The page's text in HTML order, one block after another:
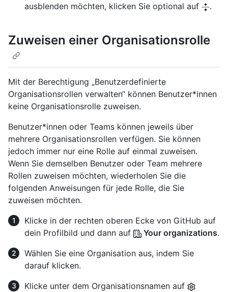
ausblenden möchten, klicken Sie optional auf .
Zuweisen einer Organisationsrolle
Mit der Berechtigung „Benutzerdefinierte
Organisationsrollen verwalten“ können Benutzer*innen
keine Organisationsrolle zuweisen.
Benutzer*innen oder Teams können jeweils über
mehrere Organisationsrollen verfügen. Sie können
jedoch immer nur eine Rolle auf einmal zuweisen.
Wenn Sie demselben Benutzer oder Team mehrere
Rollen zuweisen möchten, wiederholen Sie die
folgenden Anweisungen für jede Rolle, die Sie
zuweisen möchten.
Klicke in der rechten oberen Ecke von GitHub auf
dein Profilbild und dann auf
Your organizations.
Wählen Sie eine Organisation aus, indem Sie
darauf klicken.
Klicke unter dem Organisationsnamen auf